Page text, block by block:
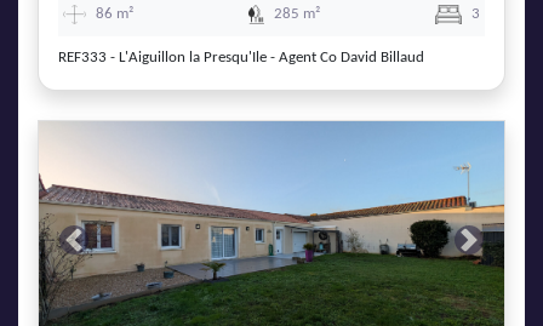
86 m² 285 m² 3
REF333 - L'Aiguillon la Presqu'Ile - Agent Co David Billaud
Previous Next